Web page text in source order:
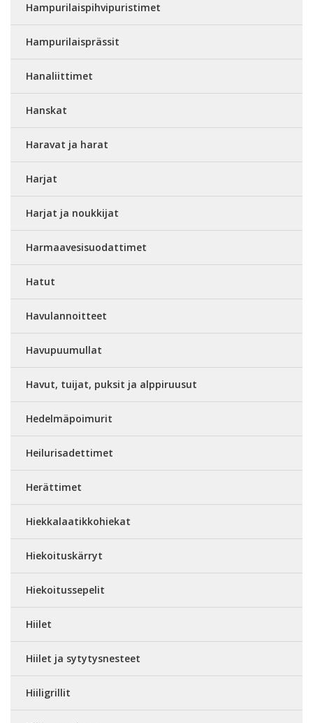
Hampurilaispihvipuristimet
Hampurilaisprässit
Hanaliittimet
Hanskat
Haravat ja harat
Harjat
Harjat ja noukkijat
Harmaavesisuodattimet
Hatut
Havulannoitteet
Havupuumullat
Havut, tuijat, puksit ja alppiruusut
Hedelmäpoimurit
Heilurisadettimet
Herättimet
Hiekkalaatikkohiekat
Hiekoituskärryt
Hiekoitussepelit
Hiilet
Hiilet ja sytytysnesteet
Hiiligrillit